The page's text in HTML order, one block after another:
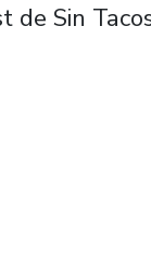
de Sin